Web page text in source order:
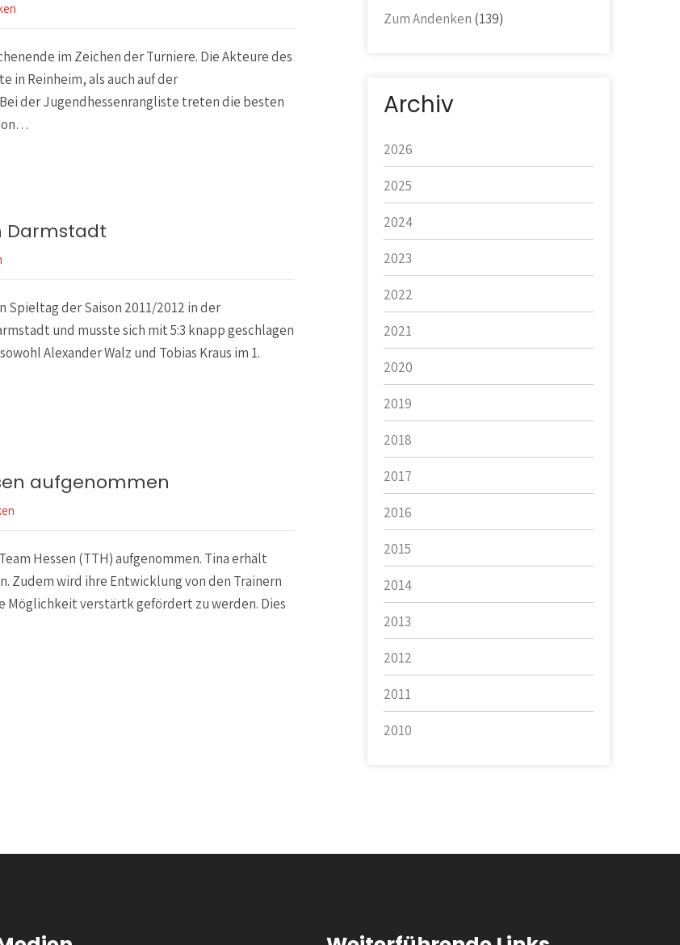
im Zeichen der Turniere. Die Akteure des
in Reinheim, als auch auf der
der Jugendhessenrangliste treten die besten
Darmstadt
der Saison 2011/2012 in der
und musste sich mit 5:3 knapp geschlagen
Alexander Walz und Tobias Kraus im 1.
aufgenommen
Hessen (TTH) aufgenommen. Tina erhält
Zudem wird ihre Entwicklung von den Trainern
Möglichkeit verstärtk gefördert zu werden. Dies
Zum Andenken (139)
Archiv
2026
2025
2024
2023
2022
2021
2020
2019
2018
2017
2016
2015
2014
2013
2012
2011
2010